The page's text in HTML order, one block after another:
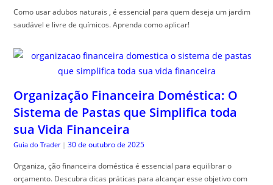
Como usar adubos naturais , é essencial para quem deseja um jardim
saudável e livre de químicos. Aprenda como aplicar!
Organização Financeira Doméstica: O
Sistema de Pastas que Simplifica toda
sua Vida Financeira
Guia do Trader | 30 de outubro de 2025
Organiza, ção financeira doméstica é essencial para equilibrar o
orçamento. Descubra dicas práticas para alcançar esse objetivo com